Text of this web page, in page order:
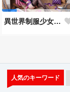
異世界制服少女達 デスサイズレースクィーンと黒猫🐈‍⬛と白猫🐈 アクリルドールフィギュア
人気のキーワード